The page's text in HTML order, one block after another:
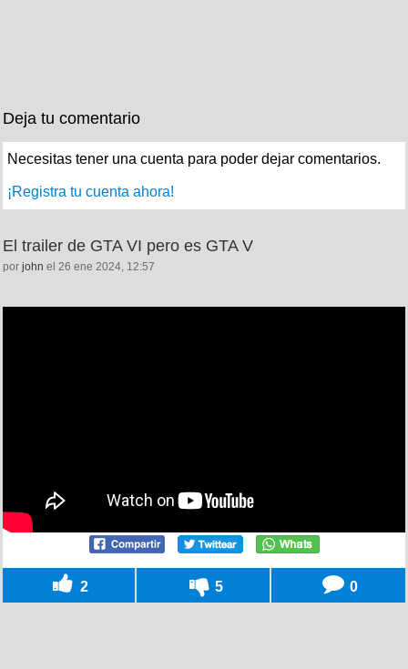
Deja tu comentario
Necesitas tener una cuenta para poder dejar comentarios.
¡Registra tu cuenta ahora!
El trailer de GTA VI pero es GTA V
por john el 26 ene 2024, 12:57
2 5 0